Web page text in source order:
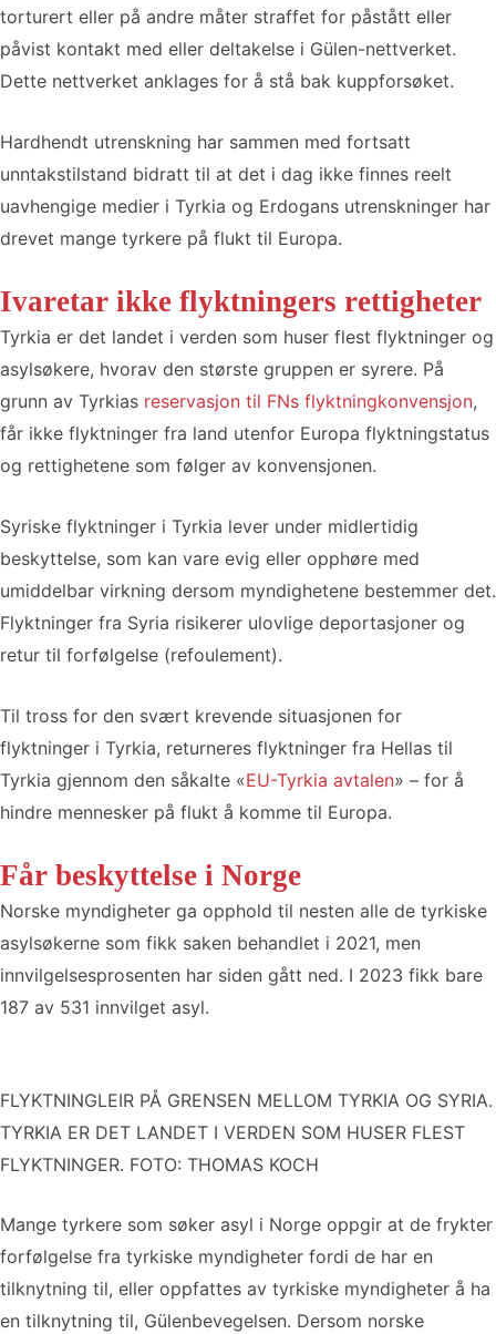
torturert eller på andre måter straffet for påstått eller
påvist kontakt med eller deltakelse i Gülen-nettverket.
Dette nettverket anklages for å stå bak kuppforsøket.
Hardhendt utrenskning har sammen med fortsatt
unntakstilstand bidratt til at det i dag ikke finnes reelt
uavhengige medier i Tyrkia og Erdogans utrenskninger har
drevet mange tyrkere på flukt til Europa.
Ivaretar ikke flyktningers rettigheter
Tyrkia er det landet i verden som huser flest flyktninger og
asylsøkere, hvorav den største gruppen er syrere. På
grunn av Tyrkias reservasjon til FNs flyktningkonvensjon,
får ikke flyktninger fra land utenfor Europa flyktningstatus
og rettighetene som følger av konvensjonen.
Syriske flyktninger i Tyrkia lever under midlertidig
beskyttelse, som kan vare evig eller opphøre med
umiddelbar virkning dersom myndighetene bestemmer det.
Flyktninger fra Syria risikerer ulovlige deportasjoner og
retur til forfølgelse (refoulement).
Til tross for den svært krevende situasjonen for
flyktninger i Tyrkia, returneres flyktninger fra Hellas til
Tyrkia gjennom den såkalte «EU-Tyrkia avtalen» – for å
hindre mennesker på flukt å komme til Europa.
Får beskyttelse i Norge
Norske myndigheter ga opphold til nesten alle de tyrkiske
asylsøkerne som fikk saken behandlet i 2021, men
innvilgelsesprosenten har siden gått ned. I 2023 fikk bare
187 av 531 innvilget asyl.
FLYKTNINGLEIR PÅ GRENSEN MELLOM TYRKIA OG SYRIA.
TYRKIA ER DET LANDET I VERDEN SOM HUSER FLEST
FLYKTNINGER. FOTO: THOMAS KOCH
Mange tyrkere som søker asyl i Norge oppgir at de frykter
forfølgelse fra tyrkiske myndigheter fordi de har en
tilknytning til, eller oppfattes av tyrkiske myndigheter å ha
en tilknytning til, Gülenbevegelsen. Dersom norske